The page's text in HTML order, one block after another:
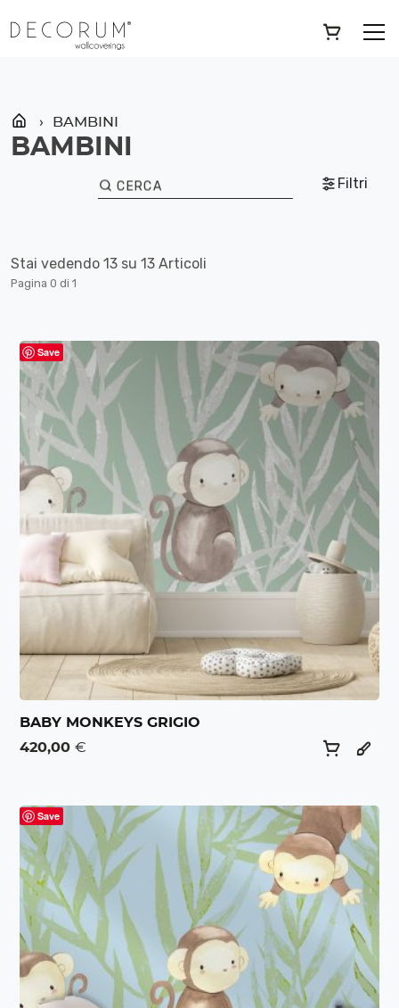
BAMBINI
BAMBINI
CERCA Filtri
Stai vedendo 13 su 13 Articoli
Pagina 0 di 1
Save
BABY MONKEYS GRIGIO
420,00€
Save